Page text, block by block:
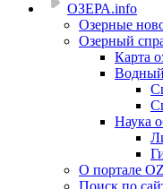
ОЗЕРА.info
Озерные
Озерный
Карта
Водный
Наука
О портале